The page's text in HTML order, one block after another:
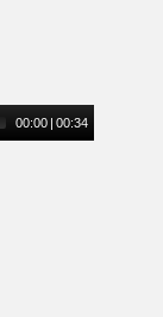
00:00 | 00:34